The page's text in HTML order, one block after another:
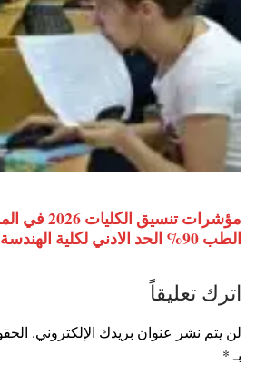
مؤشرات تنسيق
الطب 90% الحد الادني لكلية الهندسة
اترك تعليقاً
لن يتم نشر عنوان بريدك الإلكتروني.
بـ *